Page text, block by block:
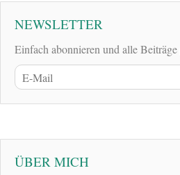
NEWSLETTER
Einfach abonnieren und alle
ÜBER MICH